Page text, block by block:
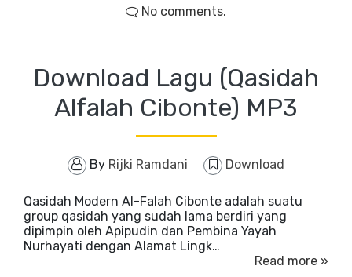
No comments.
Download Lagu (Qasidah
Alfalah Cibonte) MP3
By Rijki Ramdani Download
Qasidah Modern Al-Falah Cibonte adalah suatu
group qasidah yang sudah lama berdiri yang
dipimpin oleh Apipudin dan Pembina Yayah
Nurhayati dengan Alamat Lingk…
Read more »